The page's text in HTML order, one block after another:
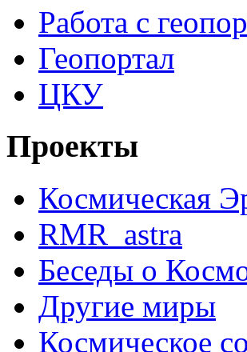
Работа с
Геопортал
ЦКУ
Проекты
Космическая
RMR_astra
Беседы о
Другие миры
Космическое